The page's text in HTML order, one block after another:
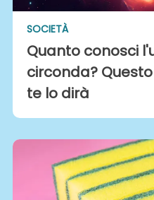
SOCIETÀ
Quanto conosci
circonda?
te lo dirà